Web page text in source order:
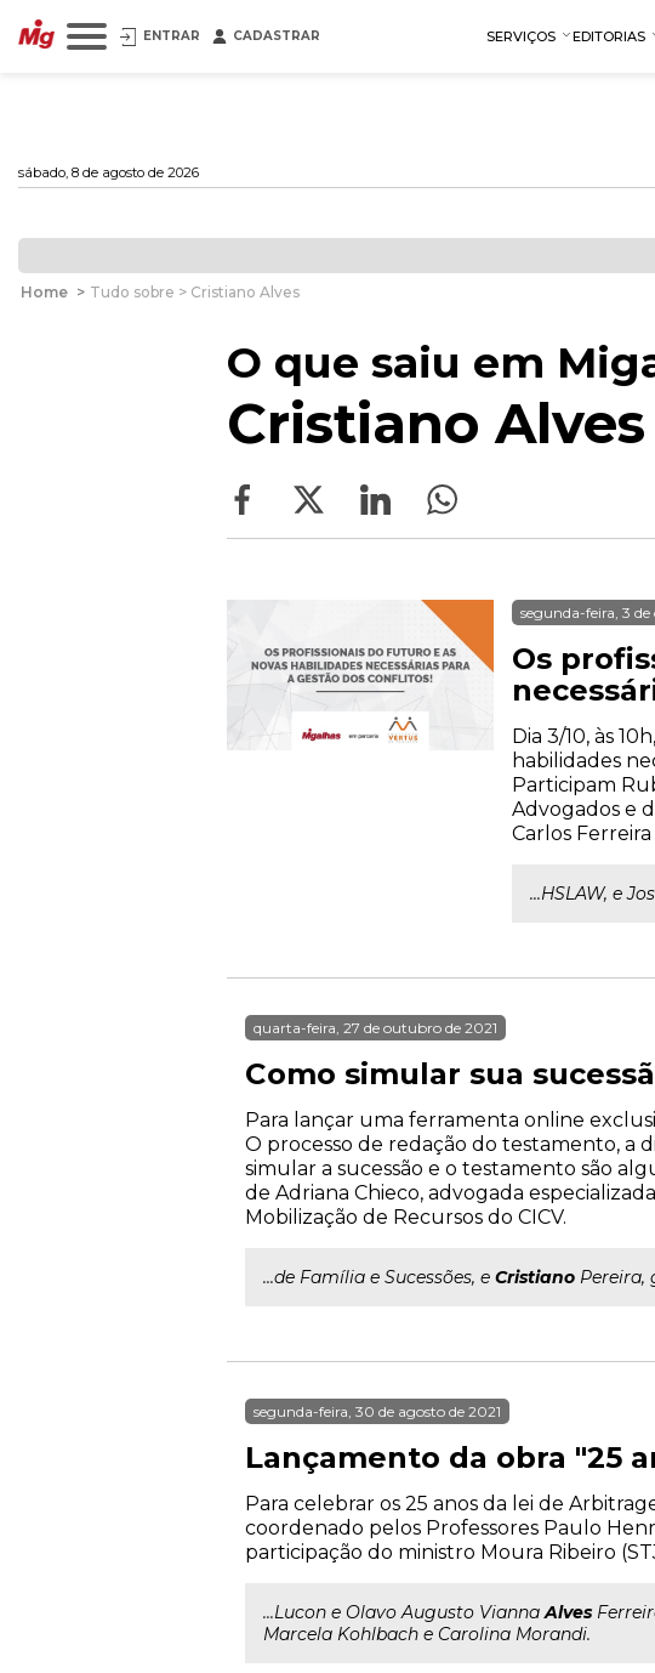
ENTRAR CADASTRAR SERVIÇOS EDITORIAS
sábado, 8 de agosto de 2026
Home > Tudo sobre > Cristiano Alves
O que saiu em
Cristiano Alves
segunda-feira, 3
Os
Dia 3/10, às
habilidades
Participam
Advogados e
Carlos
...HSLAW, e
quarta-feira, 27 de outubro de 2021
Como simular sua
Para lançar uma ferramenta online
O processo de redação do testamento, a
simular a sucessão e o testamento são
de Adriana Chieco, advogada
Mobilização de Recursos do CICV.
...de Família e Sucessões, e Cristiano Pereira,
segunda-feira, 30 de agosto de 2021
Lançamento da obra "25
Para celebrar os 25 anos da lei de
coordenado pelos Professores Paulo
participação do ministro Moura Ribeiro
...Lucon e Olavo Augusto ViannaAlves
Marcela Kohlbach e Carolina Morandi.